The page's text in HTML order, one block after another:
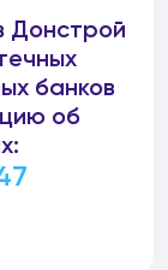
Донстрой
банков
об